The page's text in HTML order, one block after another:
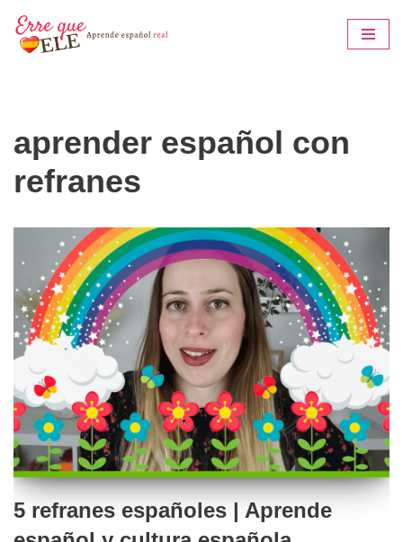
Saltar
aprender español con
refranes
5 refranes españoles | Aprende